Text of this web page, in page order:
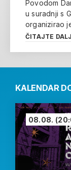
Povodom
u suradnji s
organizirao
ČITAJTE
KALENDAR
08.08.